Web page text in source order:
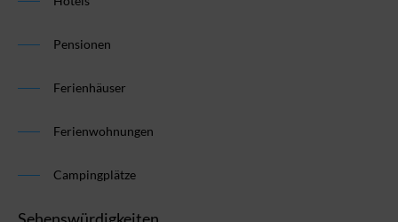
Pensionen
Ferienhäuser
Ferienwohnungen
Campingplätze
Sehenswürdigkeiten